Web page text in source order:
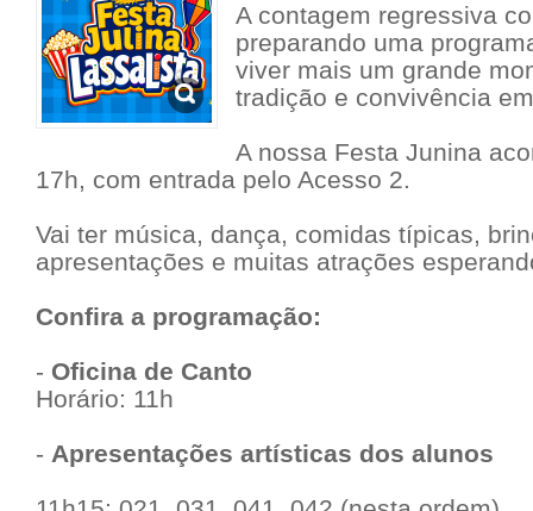
A contagem regressiva
preparando uma
viver mais um grande
tradição e convivência
A nossa Festa Junina
17h, com entrada pelo Acesso 2.
Vai ter música, dança, comidas típicas,
apresentações e muitas atrações
Confira a programação:
- Oficina de Canto
Horário: 11h
- Apresentações artísticas dos alunos